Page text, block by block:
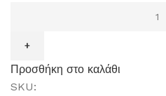
Προσθήκη στο καλάθι
SKU: